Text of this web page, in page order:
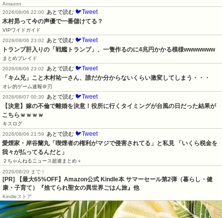
Amazon
2026/08/06 22:00
あとで読む 🐦Tweet
木村昴って今の声優で一番儲けてる？
VIPワイドガイド
2026/08/06 23:02
あとで読む 🐦Tweet
トランプ肝入りの「戦艦トランプ」、一隻作るのに4兆円かかる模様wwwwwww
まとめブレイド
2026/08/06 23:02
あとで読む 🐦Tweet
「キム兄」こと木村祐一さん、誰だか分からないくらい激変してしまう・・・
オレ的ゲーム速報＠刃
2026/08/07 00:30
あとで読む 🐦Tweet
【決意】嫁の不倫で離婚を決意！役所に行くタイミングが台風の日だった結果が
こちらｗｗｗｗ
キスログ
2026/08/06 21:59
あとで読む 🐦Tweet
愛煙家・岸谷蘭丸「喫煙者の権利がマジで侵害されてる」と私見 「いくら税金を
我々が払ってるんだと」
２ちゃんねるニュース超速まとめ＋
2026/08/20 まで！
[PR]
【最大65%OFF】Amazon公式 Kindle本 サマーセール第2弾（暮らし・健
康・子育て）『捨てられ聖女の異世界ごはん旅』他
Kindleストア